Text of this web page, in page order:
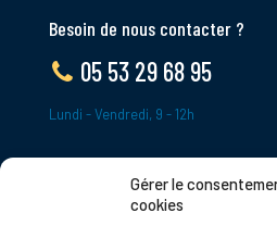
Gérer le
cookies
Besoin de nous contacter ?
05 53 29 68 95
Lundi - Vendredi, 9 - 12h